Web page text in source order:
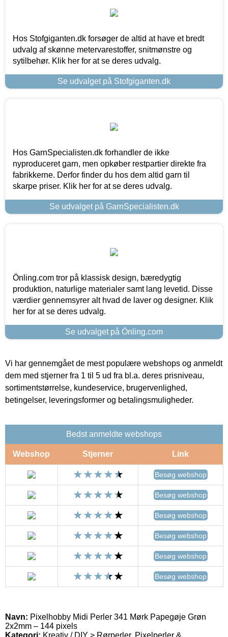
Hos Stofgiganten.dk forsøger de altid at have et bredt
udvalg af skønne metervarestoffer, snitmønstre og
sytilbehør. Klik her for at se deres udvalg.
Se udvalget på Stofgiganten.dk
Hos GarnSpecialisten.dk forhandler de ikke
nyproduceret garn, men opkøber restpartier direkte fra
fabrikkerne. Derfor finder du hos dem altid garn til
skarpe priser. Klik her for at se deres udvalg.
Se udvalget på GarnSpecialisten.dk
Önling.com tror på klassisk design, bæredygtig
produktion, naturlige materialer samt lang levetid. Disse
værdier gennemsyrer alt hvad de laver og designer. Klik
her for at se deres udvalg.
Se udvalget på Önling.com
Vi har gennemgået de mest populære webshops og anmeldt
dem med stjerner fra 1 til 5 ud fra bl.a. deres prisniveau,
sortimentstørrelse, kundeservice, brugervenlighed,
betingelser, leveringsformer og betalingsmuligheder.
Bedst anmeldte webshops
Webshop Stjerner Link
Besøg webshop
Besøg webshop
Besøg webshop
Besøg webshop
Besøg webshop
Besøg webshop
Navn: Pixelhobby Midi Perler 341 Mørk Papegøje Grøn
2x2mm – 144 pixels
Kategori: Kreativ / DIY > Rørperler, Pixelperler &